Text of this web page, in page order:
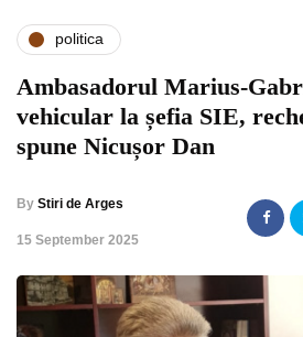
politica
Ambasadorul Marius-
vehicular la șefia SIE,
spune Nicușor Dan
By Stiri de Arges
,15 September 2025